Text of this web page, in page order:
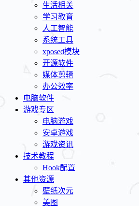
生活相关
学习教育
人工智能
系统工具
xposed模块
开源软件
媒体剪辑
办公效率
电脑软件
游戏专区
电脑游戏
安卓游戏
游戏资讯
技术教程
Hook配置
其他资源
壁纸次元
美图